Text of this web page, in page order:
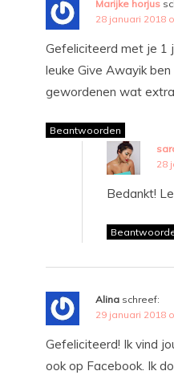
Marijke horjus
28 januari 2018
Gefeliciteerd met je 1
leuke Give Awayik
gewordenen wat
Beantwoorden
28
Bedankt!
Alina schreef:
29 januari 2018
Gefeliciteerd! Ik vind
ook op Facebook. Ik